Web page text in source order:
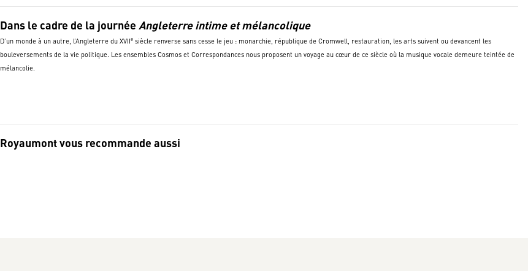
Dans le cadre de la journée Angleterre intime et mélancolique
D’un monde à un autre, l’Angleterre du XVIIe siècle renverse sans cesse le jeu : monarchie, république de Cromwell, restauration, les arts suivent ou devancent les
bouleversements de la vie politique. Les ensembles Cosmos et Correspondances nous proposent un voyage au cœur de ce siècle où la musique vocale demeure teintée de
mélancolie.
Royaumont vous recommande aussi